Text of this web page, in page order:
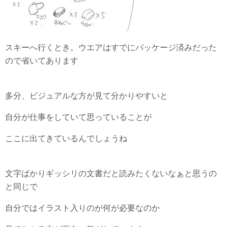
スキーへ行くとき。ウエアはすでにパッケージ済みだった
ので省いてあります
多分、ビジュアルな方が見て分かりやすいと
自分が仕事をしていて思っていることが
ここに出てきているんでしょうね
文字ばかりギッシリの文書だと読みたくないなぁと思うの
と同じで
自分ではイラスト入りのが何が必要なのか